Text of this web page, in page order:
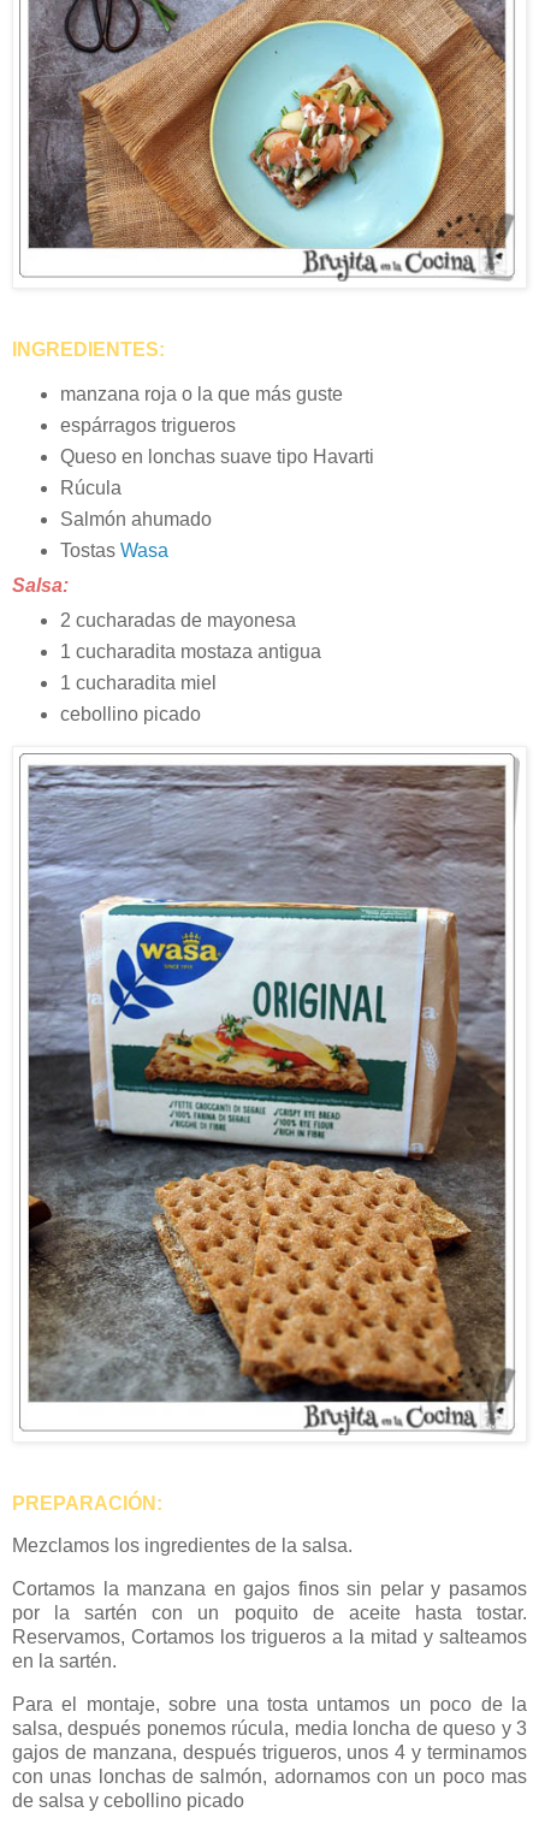
INGREDIENTES:
manzana roja o la que más guste
espárragos trigueros
Queso en lonchas suave tipo Havarti
Rúcula
Salmón ahumado
Tostas Wasa
Salsa:
2 cucharadas de mayonesa
1 cucharadita mostaza antigua
1 cucharadita miel
cebollino picado
PREPARACIÓN:
Mezclamos los ingredientes de la salsa.
Cortamos la manzana en gajos finos sin pelar y pasamos
por la sartén con un poquito de aceite hasta tostar.
Reservamos, Cortamos los trigueros a la mitad y salteamos
en la sartén.
Para el montaje, sobre una tosta untamos un poco de la
salsa, después ponemos rúcula, media loncha de queso y 3
gajos de manzana, después trigueros, unos 4 y terminamos
con unas lonchas de salmón, adornamos con un poco mas
de salsa y cebollino picado